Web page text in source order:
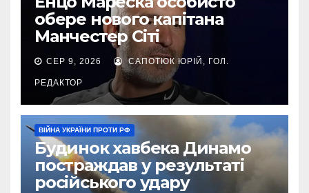
обере нового капітана
Манчестер Сіті
СЕР 9, 2026 САПОТЮК ЮРІЙ, ГОЛ.
РЕДАКТОР
ВІЙНА УКРАЇНИ ПРОТИ РФ
Будинок хавбека Динамо
постраждав у результаті
російського удару